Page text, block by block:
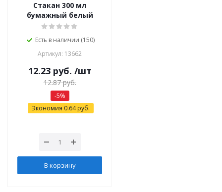
Стакан 300 мл
бумажный белый
Есть в наличии (150)
Артикул: 13662
12.23руб. /шт
12.87руб.
-5%
Экономия 0.64руб.
В корзину